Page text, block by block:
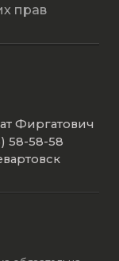
прав
Фиргатович
58-58-58